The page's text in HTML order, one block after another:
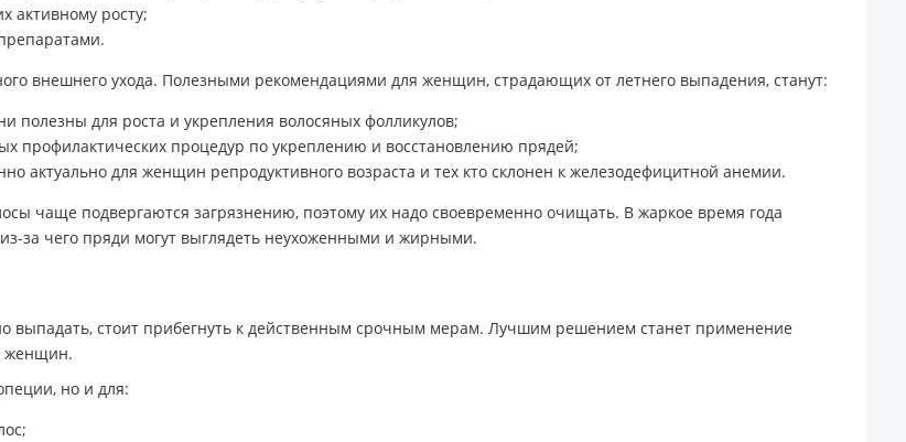
активному росту;
внешнего ухода. Полезными рекомендациями для женщин, страдающих от летнего выпадения, станут:
полезны для роста и укрепления волосяных фолликулов;
профилактических процедур по укреплению и восстановлению прядей;
актуально для женщин репродуктивного возраста и тех кто склонен к железодефицитной анемии.
чаще подвергаются загрязнению, поэтому их надо своевременно очищать. В жаркое время года
за чего пряди могут выглядеть неухоженными и жирными.
выпадать, стоит прибегнуть к действенным срочным мерам. Лучшим решением станет применение
женщин.
но и для: